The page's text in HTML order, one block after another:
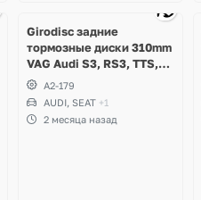
Girodisc задние
тормозные диски 310mm
VAG Audi S3, RS3, TTS,
TTRS, Volkswagen Golf R,
Passat, Arteon, Tiguan,
Seat Leon, Formentor
Cupra
A2-179
AUDI, SEAT +1
2 месяца назад